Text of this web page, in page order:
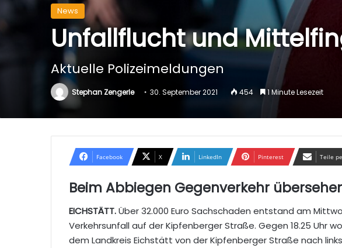
News
Unfallflucht und
Aktuelle Polizeimeldungen
Stephan Zengerle 30. September 2021 454 1 Minute Lesezeit
Facebook X LinkedIn Pinterest Teile
Beim Abbiegen Gegenverkehr
EICHSTÄTT.Über 32.000 Euro Sachschaden entstand am
Verkehrsunfall auf der Kipfenberger Straße. Gegen 18.25 Uhr
dem Landkreis Eichstätt von der Kipfenberger Straße nach